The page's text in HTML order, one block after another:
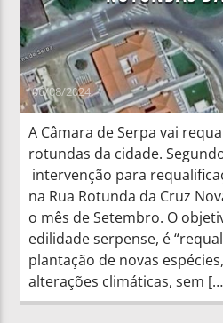
06/08/2024
A Câmara de Serpa vai
rotundas da cidade.
intervenção para
na Rua Rotunda da Cruz
o mês de Setembro. O
edilidade serpense, é
plantação de novas
alterações climáticas, sem